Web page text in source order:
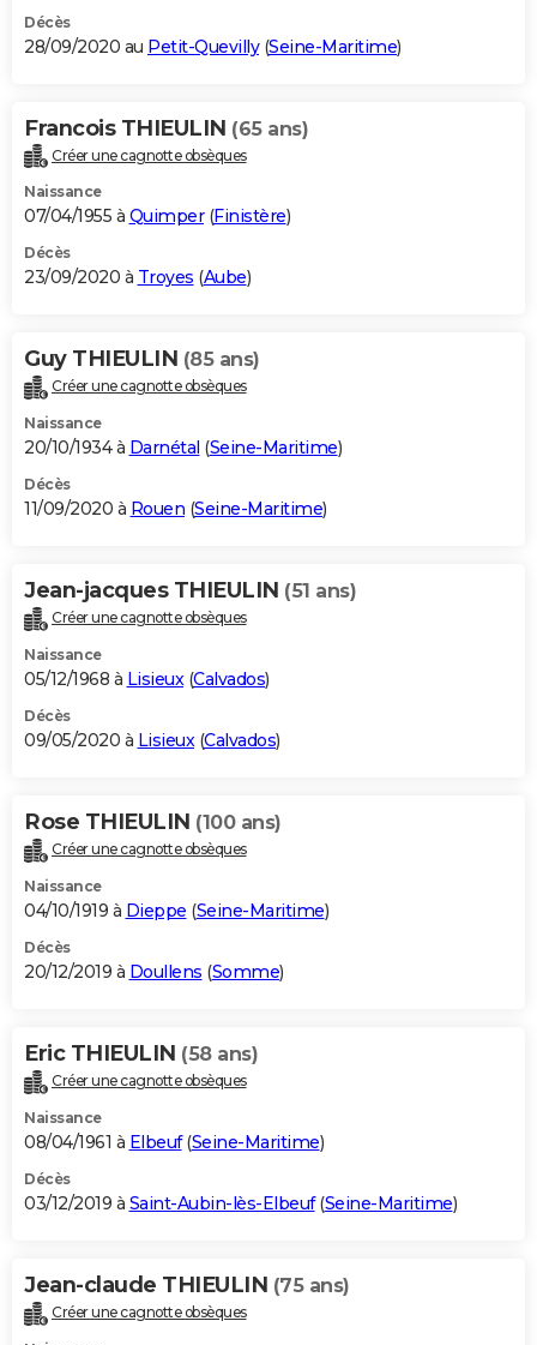
Décès
28/09/2020 au Petit-Quevilly(Seine-Maritime)
Francois THIEULIN (65 ans)
Créer une cagnotte obsèques
Naissance
07/04/1955 à Quimper(Finistère)
Décès
23/09/2020 à Troyes (Aube)
Guy THIEULIN (85 ans)
Créer une cagnotte obsèques
Naissance
20/10/1934 à Darnétal (Seine-Maritime)
Décès
11/09/2020 à Rouen (Seine-Maritime)
Jean-jacques THIEULIN (51 ans)
Créer une cagnotte obsèques
Naissance
05/12/1968 à Lisieux(Calvados)
Décès
09/05/2020 à Lisieux(Calvados)
Rose THIEULIN (100 ans)
Créer une cagnotte obsèques
Naissance
04/10/1919 à Dieppe (Seine-Maritime)
Décès
20/12/2019 à Doullens (Somme)
Eric THIEULIN (58 ans)
Créer une cagnotte obsèques
Naissance
08/04/1961 à Elbeuf(Seine-Maritime)
Décès
03/12/2019 à Saint-Aubin-lès-Elbeuf(Seine-Maritime)
Jean-claude THIEULIN (75 ans)
Créer une cagnotte obsèques